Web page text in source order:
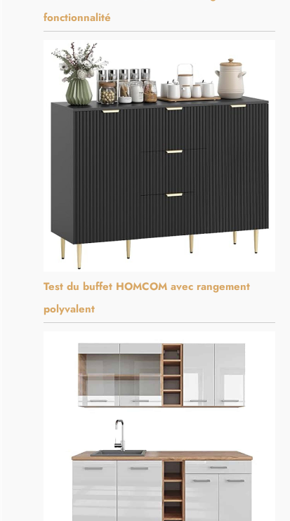
fonctionnalité
Test du buffet HOMCOM avec rangement
polyvalent